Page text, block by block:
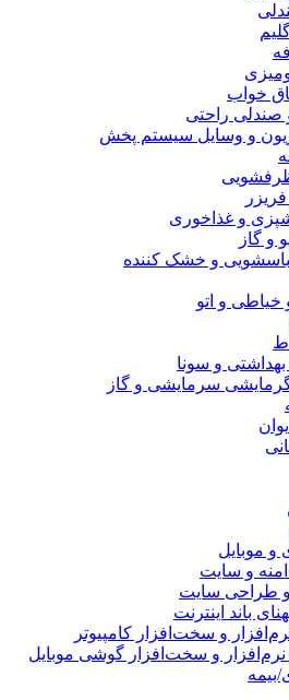
خواب
صندلی راحتی
و وسایل سیستم پخش
و غذاخوری
و گاز
و خشک کننده
و اتو
و سونا
سرمایشی و گاز
و موبایل
و سایت
و طراحی سایت
باند اینترنت
و سخت‌افزار کامپیوتر
و سخت‌افزار گوشی موبایل
بیمه